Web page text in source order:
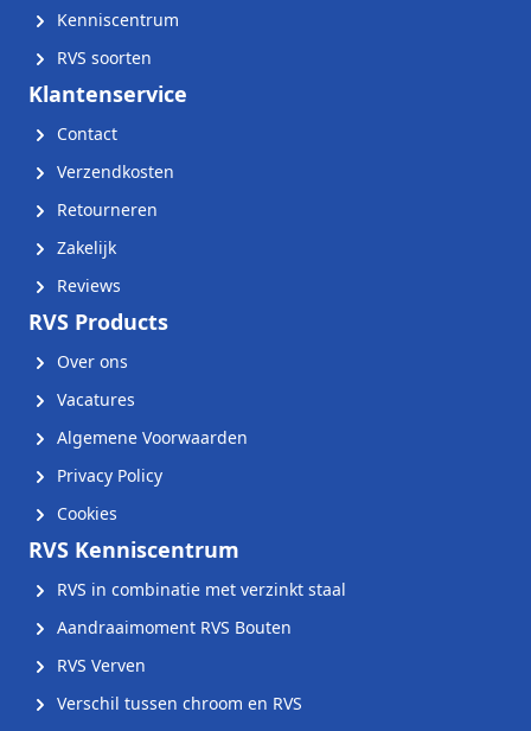
Kenniscentrum
RVS soorten
Klantenservice
Contact
Verzendkosten
Retourneren
Zakelijk
Reviews
RVS Products
Over ons
Vacatures
Algemene Voorwaarden
Privacy Policy
Cookies
RVS Kenniscentrum
RVS in combinatie met verzinkt staal
Aandraaimoment RVS Bouten
RVS Verven
Verschil tussen chroom en RVS